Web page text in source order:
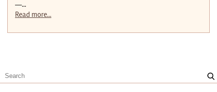
—...
Read more...